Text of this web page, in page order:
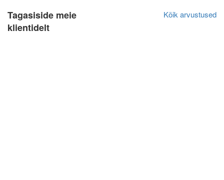
Tagasiside meie
klientidelt
Kõik arvustused